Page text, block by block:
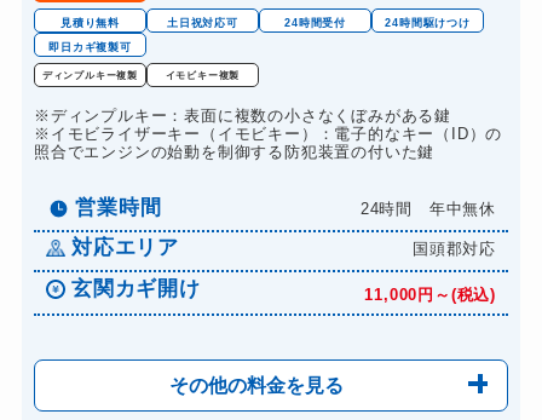
ドアノブカギ作成 8,800円～(税込)
ドアノブカギ交換
見積り無料 土日祝対応可 24時間受付
24時間駆けつけ
即日カギ複製可
ディンプルキー複製 イモビキー複製
※ディンプルキー：表面に複数の小さなくぼみがある鍵
※イモビライザーキー（イモビキー）：電子的なキー（ID）の
照合でエンジンの始動を制御する防犯装置の付いた鍵
営業時間 24時間 年中無休
対応エリア 国頭郡対応
玄関カギ開け 11,000円～(税込)
その他の料金を見る